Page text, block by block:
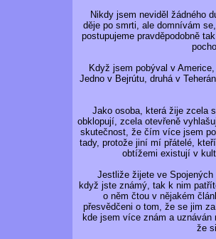
Nikdy jsem neviděl žádného
děje po smrti, ale domnívám
postupujeme pravděpodobně
Když jsem pobýval v Americe,
Jedno v Bejrútu, druhá v
Jako osoba, která žije zcela
obklopují, zcela otevřeně
skutečnost, že čím více jsem
tady, protože jiní mí přátelé,
obtížemi existují v
Jestliže žijete ve Spojených
když jste známý, tak k nim
o něm čtou v nějakém
přesvědčeni o tom, že se jim
kde jsem více znám a
že